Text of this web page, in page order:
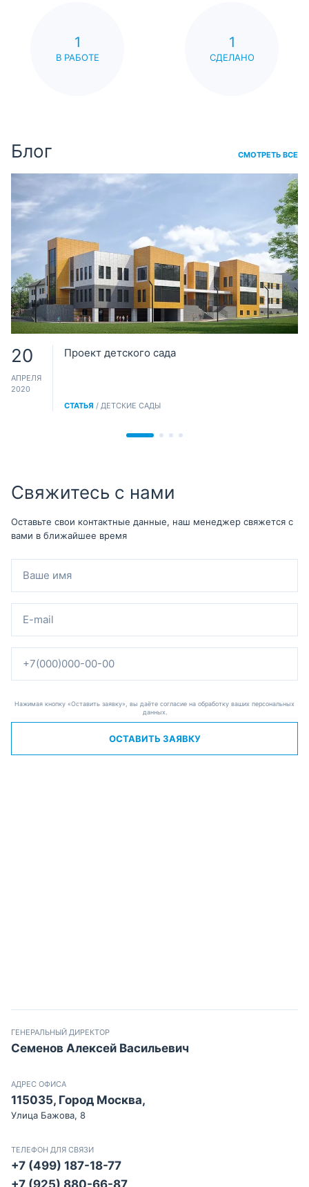
1
В РАБОТЕ
1
СДЕЛАНО
Блог СМОТРЕТЬ ВСЕ
20
АПРЕЛЯ
2020
Проект детского сада
СТАТЬЯ / ДЕТСКИЕ САДЫ
Свяжитесь с нами
Оставьте свои контактные данные, наш менеджер свяжется с
вами в ближайшее время
Нажимая кнопку «Оставить заявку», вы даёте согласие на обработку ваших персональных
данных.
ОСТАВИТЬ ЗАЯВКУ
ГЕНЕРАЛЬНЫЙ ДИРЕКТОР
Семенов Алексей Васильевич
АДРЕС ОФИСА
115035, Город Москва,
Улица Бажова, 8
ТЕЛЕФОН ДЛЯ СВЯЗИ
+7 (499) 187-18-77
+7 (925) 880-66-87